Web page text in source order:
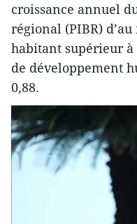
croissance annuel
régional (PIBR)
habitant supérieur
de développement
0,88.